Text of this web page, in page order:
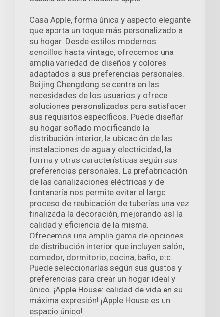
Casa Apple, forma única y aspecto elegante
que aporta un toque más personalizado a
su hogar. Desde estilos modernos
sencillos hasta vintage, ofrecemos una
amplia variedad de diseños y colores
adaptados a sus preferencias personales.
Beijing Chengdong se centra en las
necesidades de los usuarios y ofrece
soluciones personalizadas para satisfacer
sus requisitos específicos. Puede diseñar
su hogar soñado modificando la
distribución interior, la ubicación de las
instalaciones de agua y electricidad, la
forma y otras características según sus
preferencias personales. La prefabricación
de las canalizaciones eléctricas y de
fontanería nos permite evitar el largo
proceso de reubicación de tuberías una vez
finalizada la decoración, mejorando así la
calidad y eficiencia de la misma.
Ofrecemos una amplia gama de opciones
de distribución interior que incluyen salón,
comedor, dormitorio, cocina, baño, etc.
Puede seleccionarlas según sus gustos y
preferencias para crear un hogar ideal y
único. ¡Apple House: calidad de vida en su
máxima expresión! ¡Apple House es un
espacio único!